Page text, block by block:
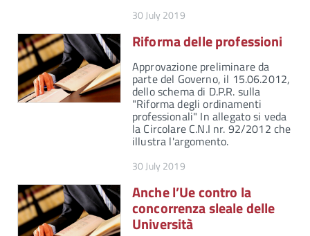
30 July 2019
Riforma delle professioni
Approvazione preliminare da
parte del Governo, il 15.06.2012,
dello schema di D.P.R. sulla
"Riforma degli ordinamenti
professionali" In allegato si veda
la Circolare C.N.I nr. 92/2012 che
illustra l'argomento.
30 July 2019
Anche l’Ue contro la
concorrenza sleale delle
Università